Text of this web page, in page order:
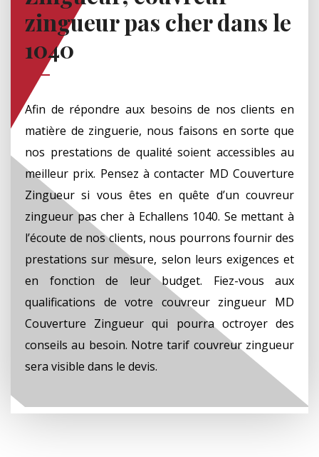
zingueur pas cher dans le
1040
Afin de répondre aux besoins de nos clients en
matière de zinguerie, nous faisons en sorte que
nos prestations de qualité soient accessibles au
meilleur prix. Pensez à contacter MD Couverture
Zingueur si vous êtes en quête d’un couvreur
zingueur pas cher à Echallens 1040. Se mettant à
l’écoute de nos clients, nous pourrons fournir des
prestations sur mesure, selon leurs exigences et
en fonction de leur budget. Fiez-vous aux
qualifications de votre couvreur zingueur MD
Couverture Zingueur qui pourra octroyer des
conseils au besoin. Notre tarif couvreur zingueur
sera visible dans le devis.